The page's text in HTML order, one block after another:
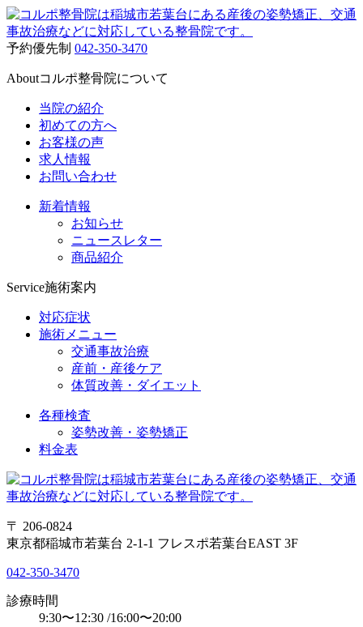
予約優先制 042-350-3470
Aboutコルポ整骨院について
当院の紹介
初めての方へ
お客様の声
求人情報
お問い合わせ
新着情報
お知らせ
ニュースレター
商品紹介
Service施術案内
対応症状
施術メニュー
交通事故治療
産前・産後ケア
体質改善・ダイエット
各種検査
姿勢改善・姿勢矯正
料金表
〒 206-0824
東京都稲城市若葉台 2-1-1 フレスポ若葉台EAST 3F
042-350-3470
診療時間
9:30〜12:30 /16:00〜20:00